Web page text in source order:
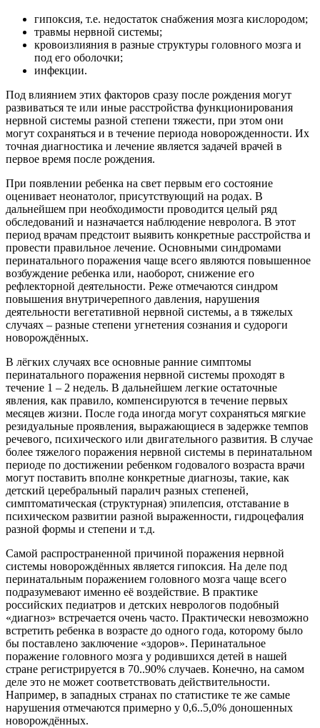
гипоксия, т.е. недостаток снабжения мозга кислородом;
травмы нервной системы;
кровоизлияния в разные структуры головного мозга и
под его оболочки;
инфекции.
Под влиянием этих факторов сразу после рождения могут
развиваться те или иные расстройства функционирования
нервной системы разной степени тяжести, при этом они
могут сохраняться и в течение периода новорожденности. Их
точная диагностика и лечение является задачей врачей в
первое время после рождения.
При появлении ребенка на свет первым его состояние
оценивает неонатолог, присутствующий на родах. В
дальнейшем при необходимости проводится целый ряд
обследований и назначается наблюдение невролога. В этот
период врачам предстоит выявить конкретные расстройства и
провести правильное лечение. Основными синдромами
перинатального поражения чаще всего являются повышенное
возбуждение ребенка или, наоборот, снижение его
рефлекторной деятельности. Реже отмечаются синдром
повышения внутричерепного давления, нарушения
деятельности вегетативной нервной системы, а в тяжелых
случаях – разные степени угнетения сознания и судороги
новорождённых.
В лёгких случаях все основные ранние симптомы
перинатального поражения нервной системы проходят в
течение 1 – 2 недель. В дальнейшем легкие остаточные
явления, как правило, компенсируются в течение первых
месяцев жизни. После года иногда могут сохраняться мягкие
резидуальные проявления, выражающиеся в задержке темпов
речевого, психического или двигательного развития. В случае
более тяжелого поражения нервной системы в перинатальном
периоде по достижении ребенком годовалого возраста врачи
могут поставить вполне конкретные диагнозы, такие, как
детский церебральный паралич разных степеней,
симптоматическая (структурная) эпилепсия, отставание в
психическом развитии разной выраженности, гидроцефалия
разной формы и степени и т.д.
Самой распространенной причиной поражения нервной
системы новорождённых является гипоксия. На деле под
перинатальным поражением головного мозга чаще всего
подразумевают именно её воздействие. В практике
российских педиатров и детских неврологов подобный
«диагноз» встречается очень часто. Практически невозможно
встретить ребенка в возрасте до одного года, которому было
бы поставлено заключение «здоров». Перинатальное
поражение головного мозга у родившихся детей в нашей
стране регистрируется в 70..90% случаев. Конечно, на самом
деле это не может соответствовать действительности.
Например, в западных странах по статистике те же самые
нарушения отмечаются примерно у 0,6..5,0% доношенных
новорождённых.